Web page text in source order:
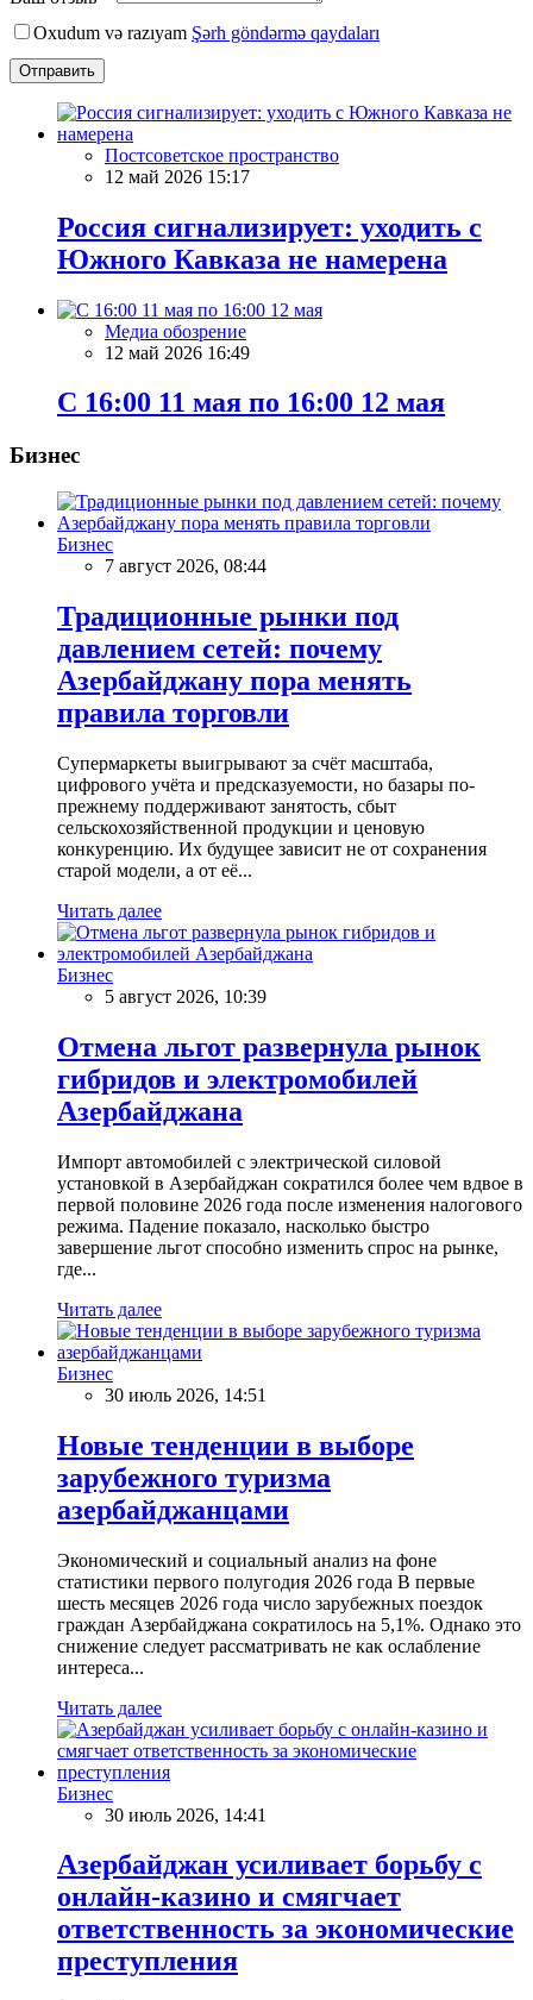
Oxudum və razıyam Şərh göndərmə qaydaları
Отправить
Постсоветское пространство
12 май 2026 15:17
Россия сигнализирует: уходить с
Южного Кавказа не намерена
Медиа обозрение
12 май 2026 16:49
С 16:00 11 мая по 16:00 12 мая
Бизнес
Бизнес
7 август 2026, 08:44
Традиционные рынки под
давлением сетей: почему
Азербайджану пора менять
правила торговли
Супермаркеты выигрывают за счёт масштаба,
цифрового учёта и предсказуемости, но базары по-
прежнему поддерживают занятость, сбыт
сельскохозяйственной продукции и ценовую
конкуренцию. Их будущее зависит не от сохранения
старой модели, а от её...
Читать далее
Бизнес
5 август 2026, 10:39
Отмена льгот развернула рынок
гибридов и электромобилей
Азербайджана
Импорт автомобилей с электрической силовой
установкой в Азербайджан сократился более чем вдвое в
первой половине 2026 года после изменения налогового
режима. Падение показало, насколько быстро
завершение льгот способно изменить спрос на рынке,
где...
Читать далее
Бизнес
30 июль 2026, 14:51
Новые тенденции в выборе
зарубежного туризма
азербайджанцами
Экономический и социальный анализ на фоне
статистики первого полугодия 2026 года В первые
шесть месяцев 2026 года число зарубежных поездок
граждан Азербайджана сократилось на 5,1%. Однако это
снижение следует рассматривать не как ослабление
интереса...
Читать далее
Бизнес
30 июль 2026, 14:41
Азербайджан усиливает борьбу с
онлайн-казино и смягчает
ответственность за экономические
преступления